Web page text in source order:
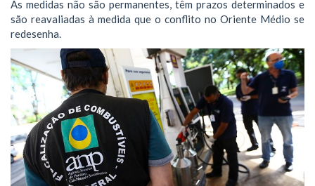
As medidas não são permanentes, têm prazos determinados e
são reavaliadas à medida que o conflito no Oriente Médio se
redesenha.